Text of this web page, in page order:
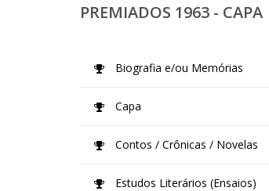
PREMIADOS 1963 - CAPA
Biografia e/ou Memórias
Capa
Contos / Crônicas / Novelas
Estudos Literários (Ensaios)